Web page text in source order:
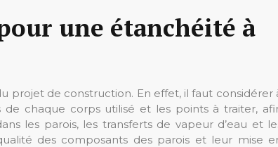
une étanchéité à
projet de construction. En effet, il faut considérer
chaque corps utilisé et les points à traiter,
les parois, les transferts de vapeur d’eau et
des composants des parois et leur mise